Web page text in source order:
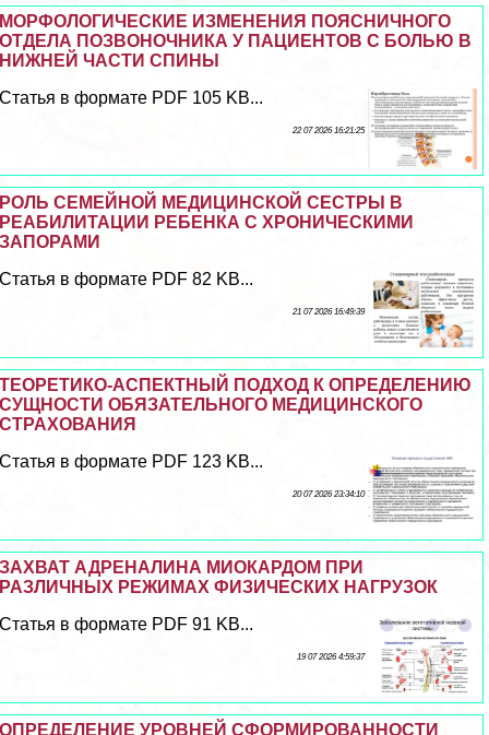
МОРФОЛОГИЧЕСКИЕ ИЗМЕНЕНИЯ ПОЯСНИЧНОГО
ОТДЕЛА ПОЗВОНОЧНИКА У ПАЦИЕНТОВ С БОЛЬЮ В
НИЖНЕЙ ЧАСТИ СПИНЫ
Статья в формате PDF 105 KB...
22 07 2026 16:21:25
РОЛЬ СЕМЕЙНОЙ МЕДИЦИНСКОЙ СЕСТРЫ В
РЕАБИЛИТАЦИИ РЕБЕНКА С ХРОНИЧЕСКИМИ
ЗАПОРАМИ
Статья в формате PDF 82 KB...
21 07 2026 16:49:39
ТЕОРЕТИКО-АСПЕКТНЫЙ ПОДХОД К ОПРЕДЕЛЕНИЮ
СУЩНОСТИ ОБЯЗАТЕЛЬНОГО МЕДИЦИНСКОГО
СТРАХОВАНИЯ
Статья в формате PDF 123 KB...
20 07 2026 23:34:10
ЗАХВАТ АДРЕНАЛИНА МИОКАРДОМ ПРИ
РАЗЛИЧНЫХ РЕЖИМАХ ФИЗИЧЕСКИХ НАГРУЗОК
Статья в формате PDF 91 KB...
19 07 2026 4:59:37
ОПРЕДЕЛЕНИЕ УРОВНЕЙ СФОРМИРОВАННОСТИ